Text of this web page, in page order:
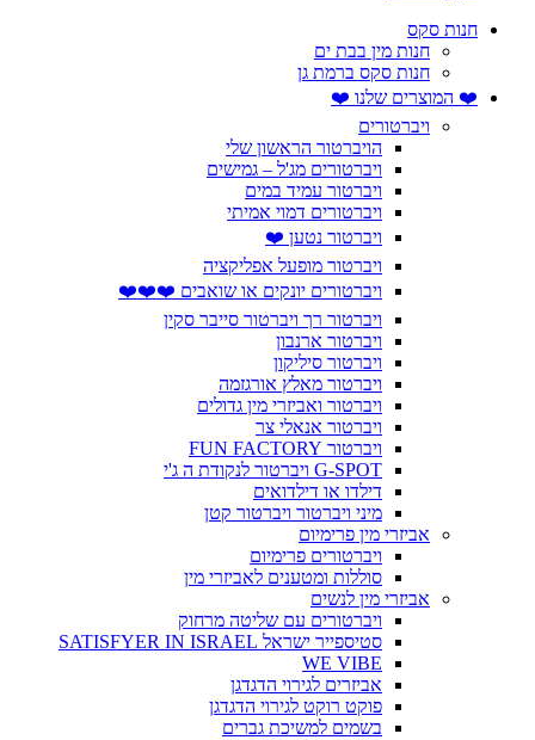
חנות סקס
חנות מין בבת ים
חנות סקס ברמת גן
❤️ המוצרים שלנו ❤️
ויברטורים
הויברטור הראשון שלי
ויברטורים מג'ל – גמישים
ויברטור עמיד במים
ויברטורים דמוי אמיתי
ויברטור נטען ❤️
ויברטור מופעל אפליקציה
ויברטורים יונקים או שואבים ❤️❤️❤️
ויברטור רך ויברטור סייבר סקין
ויברטור ארנבון
ויברטור סיליקון
ויברטור מאלץ אורגזמה
ויברטור ואביזרי מין גדולים
ויברטור אנאלי צר
ויברטור FUN FACTORY
G-SPOT ויברטור לנקודת ה ג'י
דילדו או דילדואים
מיני ויברטור ויברטור קטן
אביזרי מין פרימיום
ויברטורים פרימיום
סוללות ומטענים לאביזרי מין
אביזרי מין לנשים
ויברטורים עם שליטה מרחוק
סטיספייר ישראל SATISFYER IN ISRAEL
WE VIBE
אביזרים לגירוי הדגדגן
פוקט רוקט לגירוי הדגדגן
בשמים למשיכת גברים